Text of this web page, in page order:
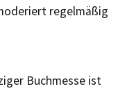
regelmäßig
Buchmesse ist